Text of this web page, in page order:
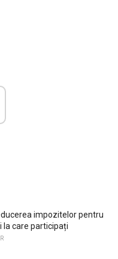
impozitelor pentru
la care participați